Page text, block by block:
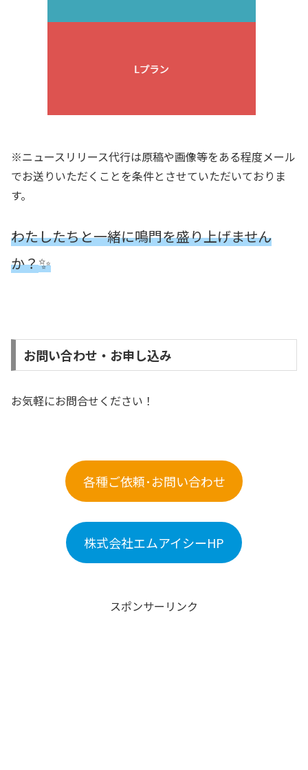
※ニュースリリース代行は原稿や画像等をある程度メール
でお送りいただくことを条件とさせていただいておりま
す。
わたしたちと一緒に鳴門を盛り上げません
か？✨
お問い合わせ・お申し込み
お気軽にお問合せください！
各種ご依頼･お問い合わせ
株式会社エムアイシーHP
スポンサーリンク